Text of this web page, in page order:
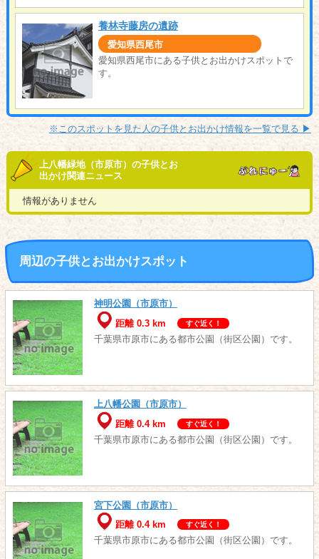
養林寺藤房の遺跡
愛知県西尾市
愛知県西尾市にある子供とお出かけスポットで
す。
※このスポットを見た人の子供とお出かけ情報を一覧で見る ▶︎
上八幡緑地（市原市）の子供とお
出かけ関連ニュース
情報がありません
周辺の子供とお出かけスポット
神明公園（市原市）
距離 0.3 km
すぐ近く！
千葉県市原市にある都市公園（街区公園）です。
上八幡公園（市原市）
距離 0.4 km
すぐ近く！
千葉県市原市にある都市公園（街区公園）です。
宮下公園（市原市）
距離 0.4 km
すぐ近く！
千葉県市原市にある都市公園（街区公園）です。